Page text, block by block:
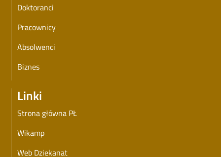
Doktoranci
Pracownicy
Absolwenci
Biznes
Linki
Strona główna PŁ
Wikamp
Web Dziekanat